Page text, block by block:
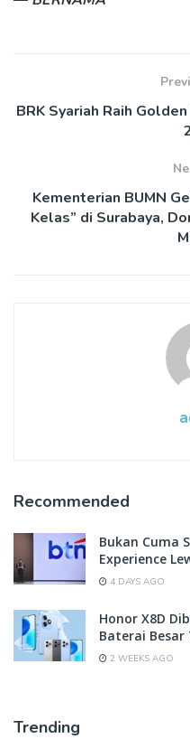
BRK Syariah Raih
Kementerian BUMN
Kelas” di Surabaya,
Recommended
Bukan Cuma
Experience
4 DAYS AGO
Honor X8D
Baterai Besar
2 WEEKS AGO
Trending